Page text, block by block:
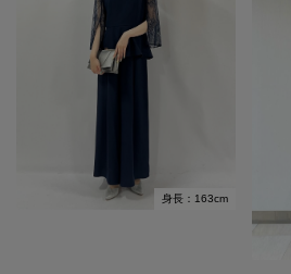
身長：163cm